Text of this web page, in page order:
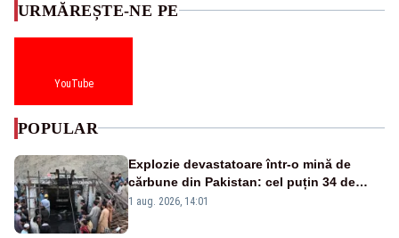
URMĂREȘTE-NE PE
YouTube
POPULAR
Explozie devastatoare într-o mină de
cărbune din Pakistan: cel puțin 34 de
morți - VIDEO
1 aug. 2026, 14:01